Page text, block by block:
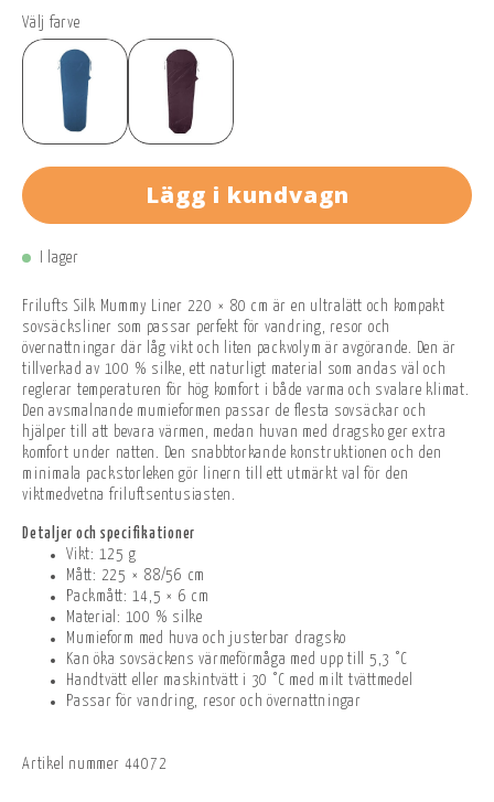
Välj farve
Lägg i kundvagn
I lager
Frilufts Silk Mummy Liner 220 × 80 cm är en ultralätt och kompakt
sovsäcksliner som passar perfekt för vandring, resor och
övernattningar där låg vikt och liten packvolym är avgörande. Den är
tillverkad av 100 % silke, ett naturligt material som andas väl och
reglerar temperaturen för hög komfort i både varma och svalare klimat.
Den avsmalnande mumieformen passar de flesta sovsäckar och
hjälper till att bevara värmen, medan huvan med dragsko ger extra
komfort under natten. Den snabbtorkande konstruktionen och den
minimala packstorleken gör linern till ett utmärkt val för den
viktmedvetna friluftsentusiasten.
Detaljer och specifikationer
Vikt: 125 g
Mått: 225 × 88/56 cm
Packmått: 14,5 × 6 cm
Material: 100 % silke
Mumieform med huva och justerbar dragsko
Kan öka sovsäckens värmeförmåga med upp till 5,3 °C
Handtvätt eller maskintvätt i 30 °C med milt tvättmedel
Passar för vandring, resor och övernattningar
Artikel nummer 44072